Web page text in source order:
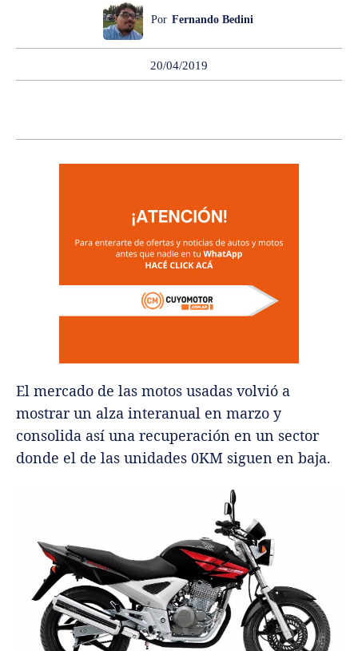
Por Fernando Bedini
20/04/2019
El mercado de las motos usadas volvió a
mostrar un alza interanual en marzo y
consolida así una recuperación en un sector
donde el de las unidades 0KM siguen en baja.